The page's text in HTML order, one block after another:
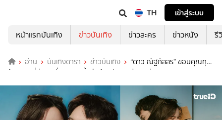
TH
เข้าสู่ระบบ
หน้าแรกบันเทิง
ข่าวบันเทิง ข่าวละคร ข่าวหนัง รี
อ่าน บันเทิงดารา ข่าวบันเทิง
“ดาว ณัฐภัสสร” ขอบคุณทุก
ข้อความที่ส่งมา ลั่นจะมองนิ้วมือซ้ายตัวเองบ่อยหน่อย!